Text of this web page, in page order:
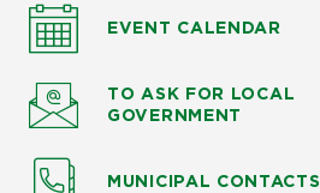
EVENT CALENDAR
TO ASK FOR LOCAL
GOVERNMENT
MUNICIPAL CONTACTS